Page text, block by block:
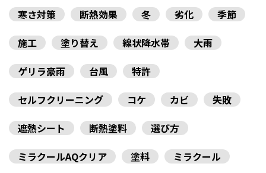
寒さ対策
断熱効果 冬 劣化
季節
施工
塗り替え 線状降水帯
大雨
ゲリラ豪雨
台風
特許
セルフクリーニング
コケ カビ
失敗
遮熱シート
断熱塗料
選び方
ミラクールAQクリア
塗料
ミラクール